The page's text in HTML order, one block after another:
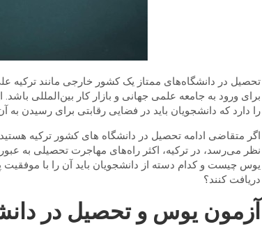
تحصیل در دانشگاه‌های ممتاز یک کشور خارجی مانند ترکیه
برای ورود به جامعه علمی جهانی و بازار کار بین‌المللی
را دارد که دانشجویان باید در فضایی رقابتی برای رسیدن به آن
اگر متقاضی ادامه تحصیل در دانشگاه های کشور ترکیه
نظر می‌رسد، در ترکیه، اکثر راه‌های مهاجرت تحصیلی به
یوس چیست و کدام دسته از دانشجویان باید آن را با
دریافت کنند؟
آزمون یوس و تحصیل در